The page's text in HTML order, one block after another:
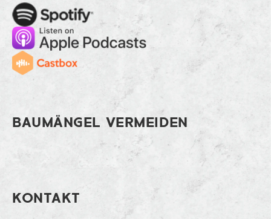
Spotify
Apple Music
Cast
BAUMÄNGEL VERMEIDEN
KONTAKT